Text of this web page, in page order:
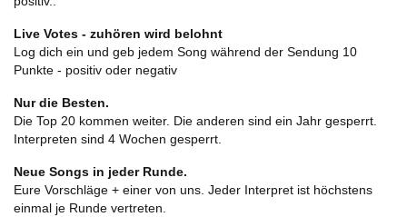
Live Votes - zuhören wird belohnt
Log dich ein und geb jedem Song während der Sendung 10
Punkte - positiv oder negativ
Nur die Besten.
Die Top 20 kommen weiter. Die anderen sind ein Jahr gesperrt.
Interpreten sind 4 Wochen gesperrt.
Neue Songs in jeder Runde.
Eure Vorschläge + einer von uns. Jeder Interpret ist höchstens
einmal je Runde vertreten.